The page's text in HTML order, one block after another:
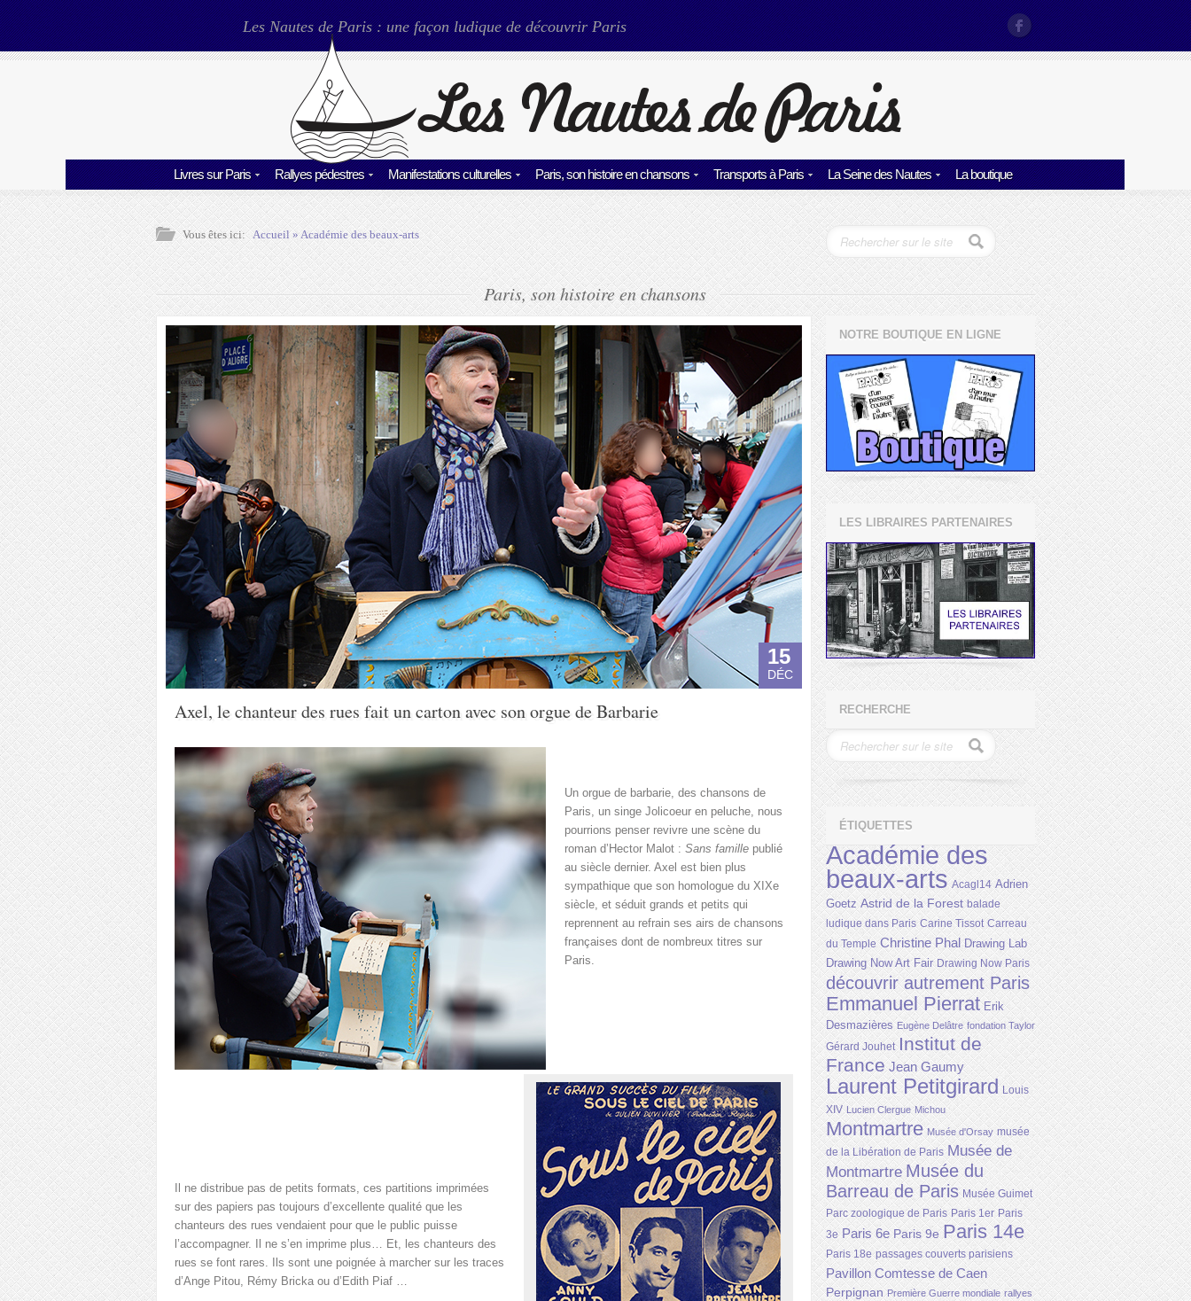
Les Nautes de Paris : une façon ludique de découvrir Paris
Livres sur Paris Rallyes pédestres Manifestations culturelles Paris, son histoire en chansons Transports à Paris La Seine des Nautes La boutique
Vous êtes ici: Accueil»Académie des beaux-arts
Paris, son histoire en chansons
15
DÉC
Axel, le chanteur des rues fait un carton avec son orgue de Barbarie
Un orgue de barbarie, des chansons de
Paris, un singe Jolicoeur en peluche, nous
pourrions penser revivre une scène du
roman d’Hector Malot :Sans famille publié
au siècle dernier. Axel est bien plus
sympathique que son homologue du XIXe
siècle, et séduit grands et petits qui
reprennent au refrain ses airs de chansons
françaises dont de nombreux titres sur
Paris.
Il ne distribue pas de petits formats, ces partitions imprimées
sur des papiers pas toujours d’excellente qualité que les
chanteurs des rues vendaient pour que le public puisse
l’accompagner. Il ne s’en imprime plus… Et, les chanteurs des
rues se font rares. Ils sont une poignée à marcher sur les traces
d’Ange Pitou, Rémy Bricka ou d’Edith Piaf …
NOTRE BOUTIQUE EN LIGNE
LES LIBRAIRES PARTENAIRES
RECHERCHE
ÉTIQUETTES
Académie des
beaux-arts Acagl14 Adrien
Goetz Astrid de la Forest balade
ludique dans Paris Carine Tissot Carreau
du Temple Christine Phal Drawing Lab
Drawing Now Art Fair Drawing Now Paris
découvrir autrement Paris
Emmanuel Pierrat Erik
Desmazières Eugène Delâtre fondation Taylor
Gérard Jouhet Institut de
France Jean Gaumy
Laurent Petitgirard Louis
XIV Lucien Clergue Michou
Montmartre Musée d'Orsay musée
de la Libération de Paris Musée de
Montmartre Musée du
Barreau de Paris Musée Guimet
Parc zoologique de Paris Paris 1er Paris
3e Paris 6e Paris 9e Paris 14e
Paris 18e passages couverts parisiens
Pavillon Comtesse de Caen
Perpignan Première Guerre mondiale rallyes